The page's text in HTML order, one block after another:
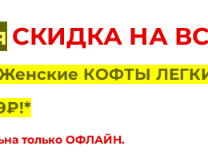
СКИДКА НА
КОФТЫ
только ОФЛАЙН.